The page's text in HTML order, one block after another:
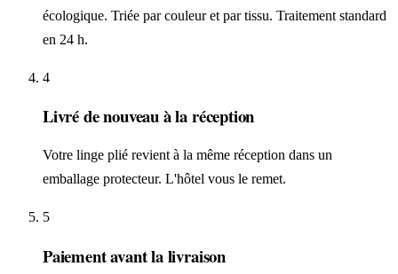
écologique. Triée par couleur et par tissu. Traitement standard
en 24 h.
4
Livré de nouveau à la réception
Votre linge plié revient à la même réception dans un
emballage protecteur. L'hôtel vous le remet.
5
Paiement avant la livraison